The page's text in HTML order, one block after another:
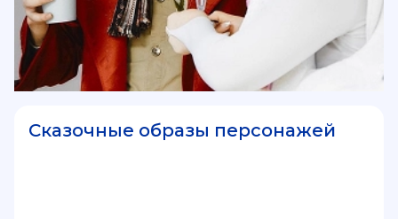
Сказочные образы персонажей